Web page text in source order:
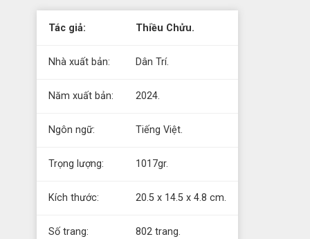
Tác giả: Thiều Chửu.
Nhà xuất bản: Dân Trí.
Năm xuất bản: 2024.
Ngôn ngữ: Tiếng Việt.
Trọng lượng: 1017gr.
Kích thước: 20.5 x 14.5 x 4.8 cm.
Số trang: 802 trang.